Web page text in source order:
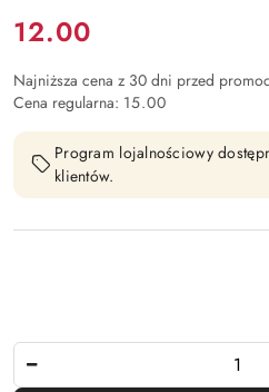
Cena:
12.00
Najniższa cena z 30 dni przed
Cena regularna: 15.00
Program lojalnościowy
klientów.